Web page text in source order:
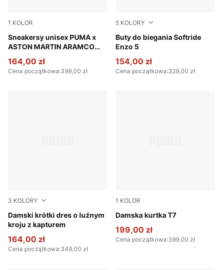
1 KOLOR
Sneakersy unisex PUMA x
ASTON MARTIN ARAMCO
PUMA Black-Green Lux
164,00 zł
Cena początkowa:399,00 zł
5 KOLORY
Buty do biegania Softride
Enzo 5
PUMA Black-PUMA White
154,00 zł
Cena początkowa:329,00 zł
3 KOLORY
Damski krótki dres o luźnym
kroju z kapturem
Alpine Snow
164,00 zł
Cena początkowa:349,00 zł
1 KOLOR
Damska kurtka T7
Puma Black
199,00 zł
Cena początkowa:399,00 zł